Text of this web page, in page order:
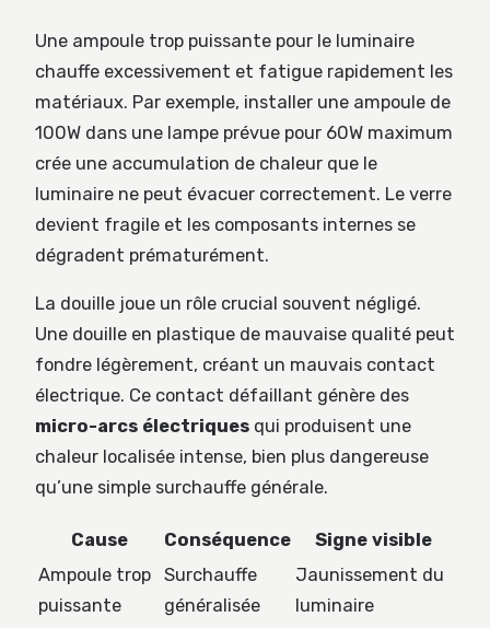
Une ampoule trop puissante pour le luminaire
chauffe excessivement et fatigue rapidement les
matériaux. Par exemple, installer une ampoule de
100W dans une lampe prévue pour 60W maximum
crée une accumulation de chaleur que le
luminaire ne peut évacuer correctement. Le verre
devient fragile et les composants internes se
dégradent prématurément.
La douille joue un rôle crucial souvent négligé.
Une douille en plastique de mauvaise qualité peut
fondre légèrement, créant un mauvais contact
électrique. Ce contact défaillant génère des
micro-arcs électriques qui produisent une
chaleur localisée intense, bien plus dangereuse
qu’une simple surchauffe générale.
Cause Conséquence
Signe visible
Ampoule trop
puissante
Surchauffe
généralisée
Jaunissement du
luminaire